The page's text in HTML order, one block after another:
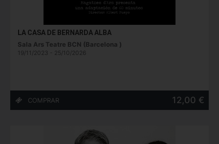
LA CASA DE BERNARDA ALBA
Sala Ars Teatre BCN (Barcelona )
19/11/2023 - 25/10/2026
12,00 €